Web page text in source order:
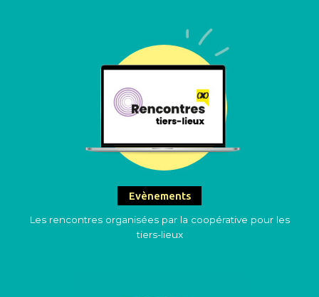
Evènements
Les rencontres organisées par la coopérative pour les
tiers-lieux